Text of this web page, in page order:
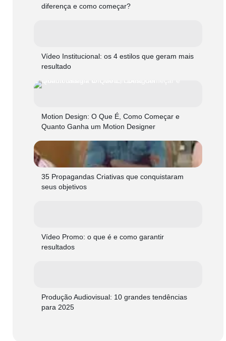
diferença e como começar?
Vídeo Institucional: os 4 estilos que geram mais
resultado
Motion Design: O Que É, Como Começar e
Quanto Ganha um Motion Designer
35 Propagandas Criativas que conquistaram
seus objetivos
Vídeo Promo: o que é e como garantir
resultados
Produção Audiovisual: 10 grandes tendências
para 2025